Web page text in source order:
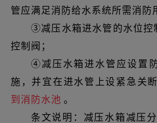
管应满足消防给水系统所需消防
③减压水箱进水管的水位控
控制阀；
④减压水箱进水管应设置
施，并宜在进水管上设紧急关断
到消防水池 。
条文说明：减压水箱减压